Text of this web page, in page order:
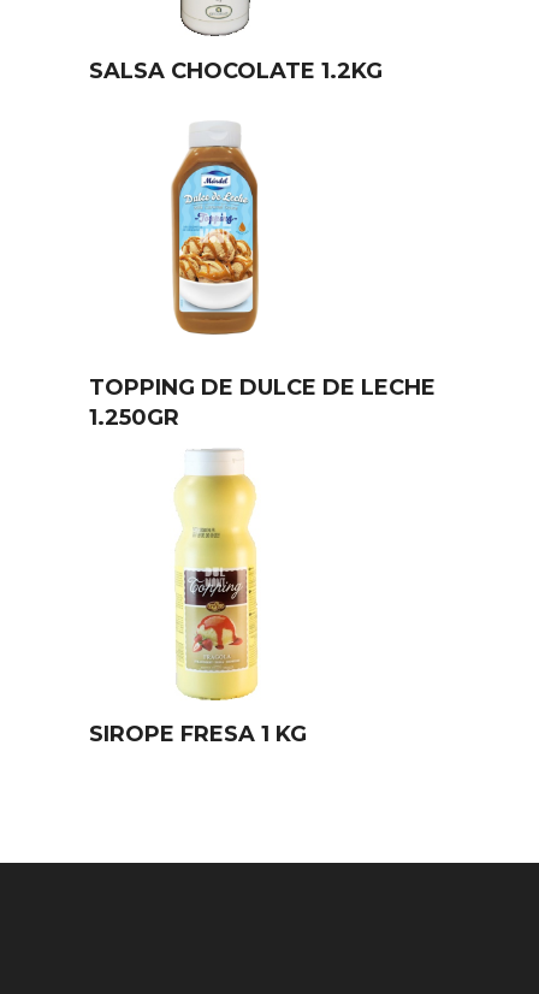
SALSA CHOCOLATE 1.2KG
TOPPING DE DULCE DE LECHE
1.250GR
SIROPE FRESA 1 KG